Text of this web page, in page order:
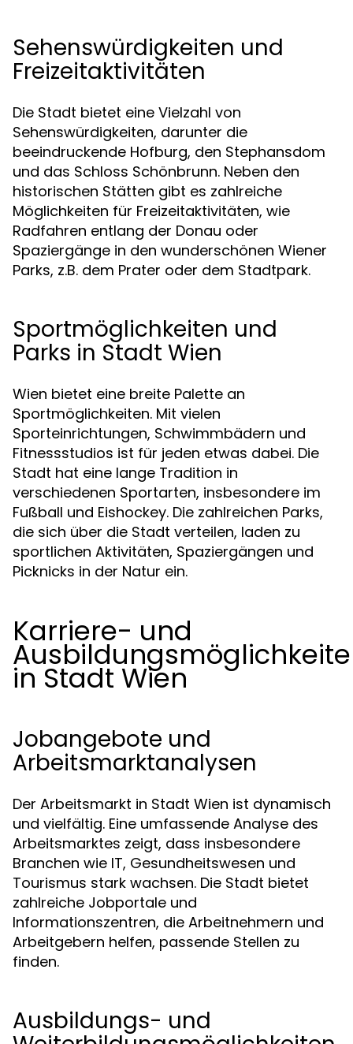
Sehenswürdigkeiten und
Freizeitaktivitäten
Die Stadt bietet eine Vielzahl von
Sehenswürdigkeiten, darunter die
beeindruckende Hofburg, den Stephansdom
und das Schloss Schönbrunn. Neben den
historischen Stätten gibt es zahlreiche
Möglichkeiten für Freizeitaktivitäten, wie
Radfahren entlang der Donau oder
Spaziergänge in den wunderschönen Wiener
Parks, z.B. dem Prater oder dem Stadtpark.
Sportmöglichkeiten und
Parks in Stadt Wien
Wien bietet eine breite Palette an
Sportmöglichkeiten. Mit vielen
Sporteinrichtungen, Schwimmbädern und
Fitnessstudios ist für jeden etwas dabei. Die
Stadt hat eine lange Tradition in
verschiedenen Sportarten, insbesondere im
Fußball und Eishockey. Die zahlreichen Parks,
die sich über die Stadt verteilen, laden zu
sportlichen Aktivitäten, Spaziergängen und
Picknicks in der Natur ein.
Karriere- und
in Stadt Wien
Jobangebote und
Arbeitsmarktanalysen
Der Arbeitsmarkt in Stadt Wien ist dynamisch
und vielfältig. Eine umfassende Analyse des
Arbeitsmarktes zeigt, dass insbesondere
Branchen wie IT, Gesundheitswesen und
Tourismus stark wachsen. Die Stadt bietet
zahlreiche Jobportale und
Informationszentren, die Arbeitnehmern und
Arbeitgebern helfen, passende Stellen zu
finden.
Ausbildungs- und